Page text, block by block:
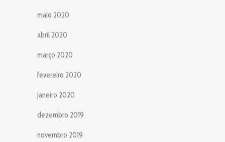
maio 2020
abril 2020
março 2020
fevereiro 2020
janeiro 2020
dezembro 2019
novembro 2019